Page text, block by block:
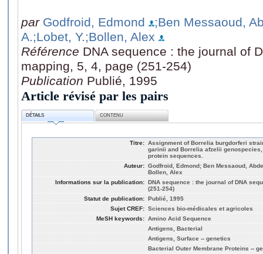
par Godfroid, Edmond
;Ben Messaoud,
A.;Lobet, Y.;Bollen, Alex
Référence DNA sequence : the journal of
mapping, 5, 4, page (251-254)
Publication Publié, 1995
Article révisé par les pairs
DÉTAILS CONTENU
Titre: Assignment of Borrelia burgdorferi
garinii and Borrelia afzelii
protein sequences.
Auteur: Godfroid, Edmond; Ben Messaoud,
Bollen, Alex
Informations sur la publication: DNA sequence : the journal of DNA
(251-254)
Statut de publication: Publié, 1995
Sujet CREF: Sciences bio-médicales et agricoles
MeSH keywords: Amino Acid Sequence
Antigens, Bacterial
Antigens, Surface -- genetics
Bacterial Outer Membrane Proteins --